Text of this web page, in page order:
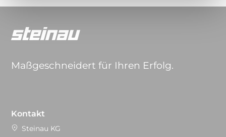
Maßgeschneidert für Ihren Erfolg.
Kontakt
Steinau KG